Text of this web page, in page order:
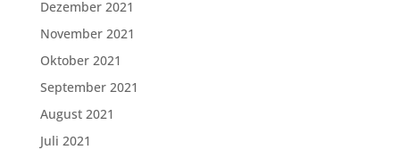
Dezember 2021
November 2021
Oktober 2021
September 2021
August 2021
Juli 2021